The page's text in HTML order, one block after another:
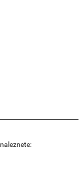
naleznete: